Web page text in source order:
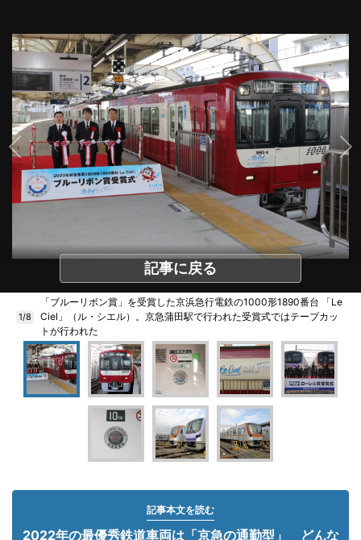
記事に戻る
1/8
「ブルーリボン賞」を受賞した京浜急行電鉄の1000形1890番台 「Le
Ciel」（ル・シエル）。京急蒲田駅で行われた受賞式ではテープカッ
トが行われた
記事本文を読む
2022年の最優秀鉄道車両は「京急の通勤型」 どんな